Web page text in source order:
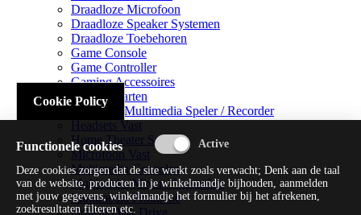
Draadloze Microfoon
Draadloze Speaker Systemen
Draadloze Toebehoren
Game Console
Game Controller
Gaming Accessoires
Geluidskaarten
Handheld Multimedia Speler / Recorder
Headsets Vast
Home Theater Systems
Microfoon Vast
Multimedia Consoles
Multimedia Mixer / Versterker
Multimedia Productie
Cookie Policy
Functionele cookies
Deze cookies zorgen dat de site werkt zoals verwacht; Denk aan de taal
van de website, producten in je winkelmandje bijhouden, aanmelden
met jouw gegevens, winkelmandje het formulier bij het afrekenen,
zoekresultaten filteren etc.